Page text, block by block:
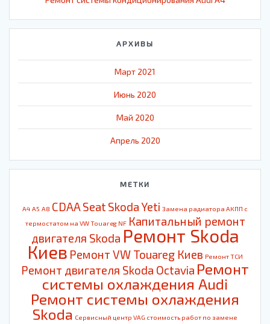
АРХИВЫ
Март 2021
Июнь 2020
Май 2020
Апрель 2020
МЕТКИ
A4 A5 A8 CDAASeat SkodaYeti Замена радиатора АКПП с
термостатом на VW Touareg NF Капитальный ремонт
двигателя Skoda Ремонт Skoda
Киев Ремонт VW Touareg Киев Ремонт ТСИ
Ремонт двигателя Skoda Octavia Ремонт
системы охлаждения Audi
Ремонт системы охлаждения
Skoda Сервисный центр VAG стоимость работ по замене